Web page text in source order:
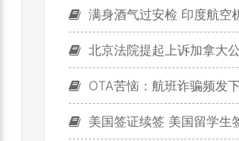
满身酒气过安检 印度航空机长起
北京法院提起上诉加拿大公司使馆
OTA苦恼：航班诈骗频发下如何
美国签证续签 美国留学生签证续